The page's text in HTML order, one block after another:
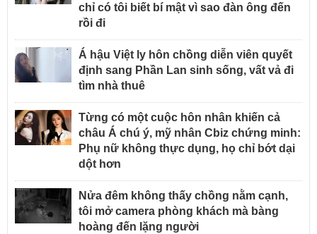
chỉ có tôi biết bí mật vì sao đàn ông đến
rồi đi
Á hậu Việt ly hôn chồng diễn viên quyết
định sang Phần Lan sinh sống, vất vả đi
tìm nhà thuê
Từng có một cuộc hôn nhân khiến cả
châu Á chú ý, mỹ nhân Cbiz chứng minh:
Phụ nữ không thực dụng, họ chỉ bớt dại
dột hơn
Nửa đêm không thấy chồng nằm cạnh,
tôi mở camera phòng khách mà bàng
hoàng đến lặng người